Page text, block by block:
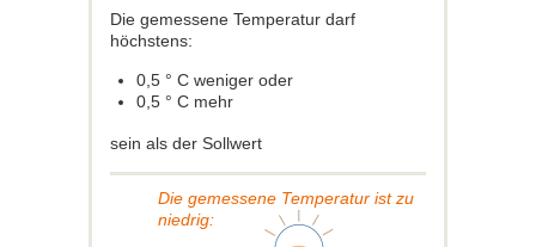
Die gemessene Temperatur darf
höchstens:
0,5 ° C weniger oder
0,5 ° C mehr
sein als der Sollwert
Die gemessene Temperatur ist zu
niedrig: